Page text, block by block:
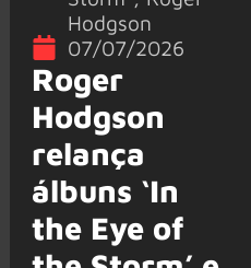
Hodgson
07/07/2026
Roger
Hodgson
relança
álbuns ‘In
the Eye of